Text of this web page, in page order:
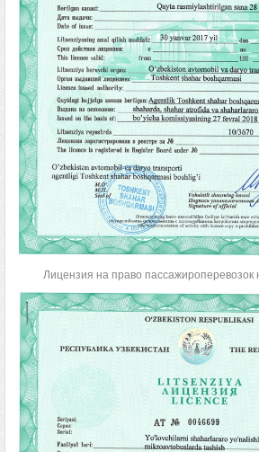
Лицензия на право пассажироперевозок